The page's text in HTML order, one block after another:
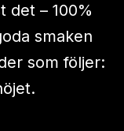
det – 100%
smaken
som följer: